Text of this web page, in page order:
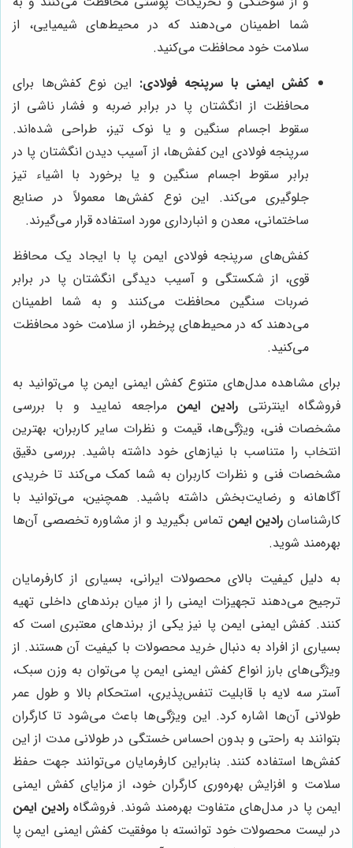
شما اطمینان می‌دهند که در محیط‌های شیمیایی، از
سلامت خود محافظت می‌کنید.
کفش ایمنی با سرپنجه فولادی: این نوع کفش‌ها برای
محافظت از انگشتان پا در برابر ضربه و فشار ناشی از
سقوط اجسام سنگین و یا نوک تیز، طراحی شده‌اند.
سرپنجه فولادی این کفش‌ها، از آسیب دیدن انگشتان پا در
برابر سقوط اجسام سنگین و یا برخورد با اشیاء تیز
جلوگیری می‌کند. این نوع کفش‌ها معمولاً در صنایع
ساختمانی، معدن و انبارداری مورد استفاده قرار می‌گیرند.
کفش‌های سرپنجه فولادی ایمن پا با ایجاد یک محافظ
قوی، از شکستگی و آسیب دیدگی انگشتان پا در برابر
ضربات سنگین محافظت می‌کنند و به شما اطمینان
می‌دهند که در محیط‌های پرخطر، از سلامت خود محافظت
می‌کنید.
برای مشاهده مدل‌های متنوع کفش ایمنی ایمن پا می‌توانید به
فروشگاه اینترنتی رادین ایمن مراجعه نمایید و با بررسی
مشخصات فنی، ویژگی‌ها، قیمت و نظرات سایر کاربران، بهترین
انتخاب را متناسب با نیازهای خود داشته باشید. بررسی دقیق
مشخصات فنی و نظرات کاربران به شما کمک می‌کند تا خریدی
آگاهانه و رضایت‌بخش داشته باشید. همچنین، می‌توانید با
کارشناسان رادین ایمن تماس بگیرید و از مشاوره تخصصی آن‌ها
بهره‌مند شوید.
به دلیل کیفیت بالای محصولات ایرانی، بسیاری از کارفرمایان
ترجیح می‌دهند تجهیزات ایمنی را از میان برندهای داخلی تهیه
کنند. کفش ایمنی ایمن پا نیز یکی از برندهای معتبری است که
بسیاری از افراد به دنبال خرید محصولات با کیفیت آن هستند. از
ویژگی‌های بارز انواع کفش ایمنی ایمن پا می‌توان به وزن سبک،
آستر سه لایه با قابلیت تنفس‌پذیری، استحکام بالا و طول عمر
طولانی آن‌ها اشاره کرد. این ویژگی‌ها باعث می‌شود تا کارگران
بتوانند به راحتی و بدون احساس خستگی در طولانی مدت از این
کفش‌ها استفاده کنند. بنابراین کارفرمایان می‌توانند جهت حفظ
سلامت و افزایش بهره‌وری کارگران خود، از مزایای کفش ایمنی
ایمن پا در مدل‌های متفاوت بهره‌مند شوند. فروشگاه رادین ایمن
در لیست محصولات خود توانسته با موفقیت کفش ایمنی ایمن پا